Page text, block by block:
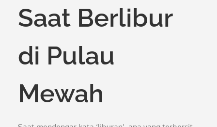
Saat Berlibur
di Pulau
Mewah